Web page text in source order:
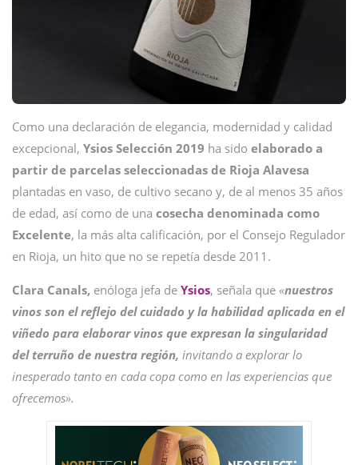
Como una declaración de elegancia, modernidad y calidad
excepcional, Ysios Selección 2019 ha sido elaborado a
partir de parcelas seleccionadas de Rioja Alavesa
plantadas en vaso, de cultivo secano y, de al menos 35 años
de edad, así como de una cosecha denominada como
Excelente, la más alta calificación, por el Consejo Regulador
en Rioja, un hito que no se repetía desde 2011.
Clara Canals, enóloga jefa de Ysios, señala que «nuestros
vinos son el reflejo del cuidado y la habilidad aplicada en el
viñedo para elaborar vinos que expresan la singularidad
del terruño de nuestra región, invitando a explorar lo
inesperado tanto en cada copa como en las experiencias que
ofrecemos».